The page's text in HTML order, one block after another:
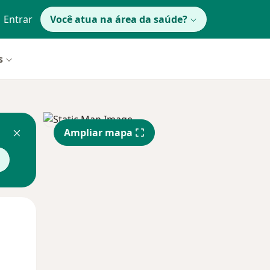
Entrar Você atua na área da saúde?
Ampliar mapa